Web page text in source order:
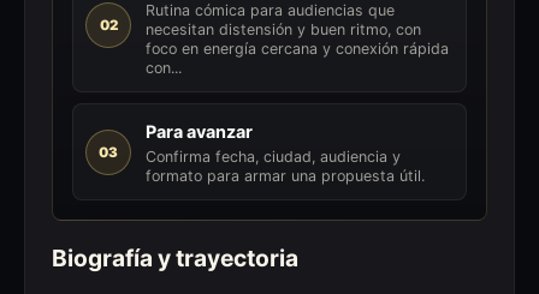
02
Rutina cómica para audiencias que
necesitan distensión y buen ritmo, con
foco en energía cercana y conexión rápida
con...
03
Para avanzar
Confirma fecha, ciudad, audiencia y
formato para armar una propuesta útil.
Biografía y trayectoria